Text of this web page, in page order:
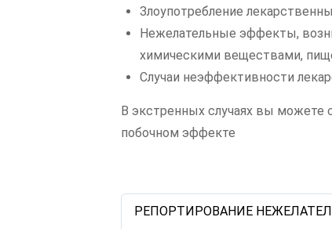
Злоупотребление
Нежелательные эффекты,
химическими веществами,
Случаи неэффективности
В экстренных случаях вы можете
побочном эффекте
РЕПОРТИРОВАНИЕ